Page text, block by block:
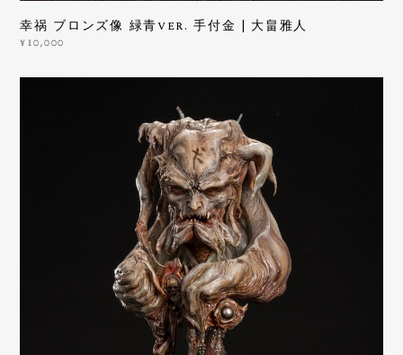
幸祸 ブロンズ像 緑青ver. 手付金 | 大畠雅人
¥10,000